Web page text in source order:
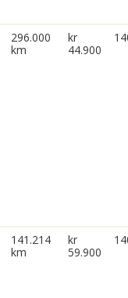
296.000
km
kr
44.900
141.214
km
kr
59.900